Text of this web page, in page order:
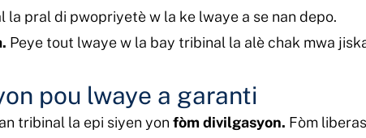
pral di pwopriyetè w la ke lwaye a se nan depo.
Peye tout lwaye w la bay tribinal la alè chak mwa
pou lwaye a garanti
tribinal la epi siyen yonfòm divilgasyon. Fòm